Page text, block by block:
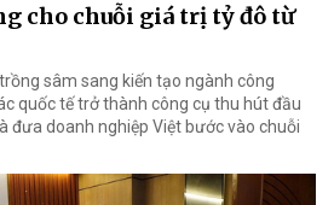
cho chuỗi giá trị tỷ đô từ
sâm sang kiến tạo ngành công
quốc tế trở thành công cụ thu hút đầu
đưa doanh nghiệp Việt bước vào chuỗi